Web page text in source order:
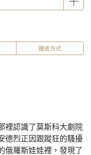
運送方式
裡認識了莫斯科大劇院
德烈正因跟蹤狂的騷擾
俄羅斯娃娃裡，發現了